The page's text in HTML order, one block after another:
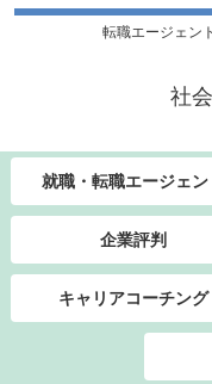
転職エージェン
社
就職・転職エージェン
企業評判
キャリアコーチング